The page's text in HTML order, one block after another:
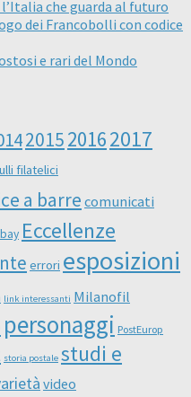
che guarda al futuro
dei Francobolli con codice
e rari del Mondo
201520162017
filatelici
a barre comunicati
Eccellenze
errori esposizioni
link interessanti Milanofil
personaggi PostEurop
storia postale studi e
video